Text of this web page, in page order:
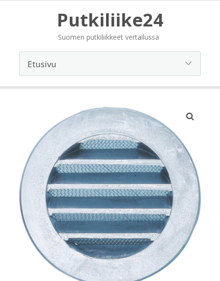
Putkiliike24
Suomen putkiliikkeet vertailussa